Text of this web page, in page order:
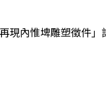
現內惟埤雕塑徵件